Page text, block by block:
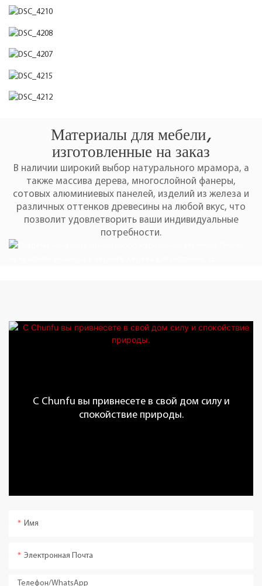
Материалы для мебели,
изготовленные на заказ
В наличии широкий выбор натурального мрамора, а
также массива дерева, многослойной фанеры,
сотовых алюминиевых панелей, изделий из железа и
различных оттенков древесины на любой вкус, что
позволит удовлетворить ваши индивидуальные
потребности.
С Chunfu вы привнесете в свой дом силу и
спокойствие природы.
Имя
Электронная Почта
Телефон/WhatsApp